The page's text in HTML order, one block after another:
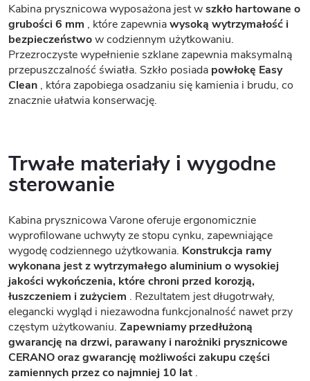
Kabina prysznicowa wyposażona jest wszkło hartowane o
grubości 6 mm , które zapewniawysoką wytrzymałość i
bezpieczeństwow codziennym użytkowaniu.
Przezroczyste wypełnienie szklane zapewnia maksymalną
przepuszczalność światła. Szkło posiada powłokę Easy
Clean , która zapobiega osadzaniu się kamienia i brudu, co
znacznie ułatwia konserwację.
Trwałe materiały i wygodne
sterowanie
Kabina prysznicowa Varone oferuje ergonomicznie
wyprofilowane uchwyty ze stopu cynku, zapewniające
wygodę codziennego użytkowania. Konstrukcja ramy
wykonana jest z wytrzymałego aluminium o wysokiej
jakości wykończenia, które chroni przed korozją,
łuszczeniem i zużyciem . Rezultatem jest długotrwały,
elegancki wygląd i niezawodna funkcjonalność nawet przy
częstym użytkowaniu. Zapewniamy przedłużoną
gwarancję na drzwi, parawany i narożniki prysznicowe
CERANO oraz gwarancję możliwości zakupu części
zamiennych przez co najmniej 10 lat .